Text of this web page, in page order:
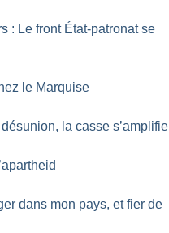
: Le front État-patronat se
le Marquise
la casse s’amplifie
dans mon pays, et fier de